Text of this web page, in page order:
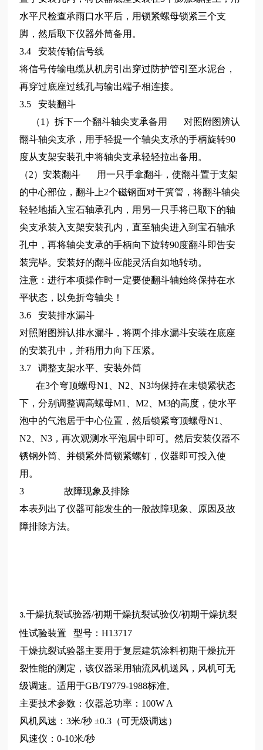
水平尺检查承雨口水平后，用锁紧螺母锁紧三个支
脚，然后取下仪器外筒备用。
3.4 安装传输信号线
将信号传输电缆从机房引出穿过防护管引至水泥台，
再穿过底座过线孔与输出端子相连接。
3.5 安装翻斗
（1）拆下一个翻斗轴尖支承备用 对照附图辨认
翻斗轴尖支承，用手轻提一个轴尖支承的手柄旋转90
度从支架安装孔中将轴尖支承轻轻拉出备用。
（2）安装翻斗 用一只手拿翻斗，使翻斗置于支架
的中心部位，翻斗上2个磁钢面对干簧管，将翻斗轴尖
轻轻地插入宝石轴承孔内，用另一只手将已取下的轴
尖支承装入支架安装孔内，直至轴尖进入到宝石轴承
孔中，再将轴尖支承的手柄向下旋转90度翻斗即告安
装完毕。安装好的翻斗应能灵活自如地转动。
注意：进行本项操作时一定要使翻斗轴始终保持在水
平状态，以免折弯轴尖！
3.6 安装排水漏斗
对照附图辨认排水漏斗，将两个排水漏斗安装在底座
的安装孔中，并稍用力向下压紧。
3.7 调整支架水平、安装外筒
在3个穹顶螺母N1、N2、N3均保持在未锁紧状态
下，分别调整调高螺母M1、M2、M3的高度，使水平
泡中的气泡居于中心位置，然后锁紧穹顶螺母N1、
N2、N3，再次观测水平泡居中即可。然后安装仪器不
锈钢外筒、并锁紧外筒锁紧螺钉，仪器即可投入使
用。
3 故障现象及排除
本表列出了仪器可能发生的一般故障现象、原因及故
障排除方法。
3.干燥抗裂试验器/初期干燥抗裂试验仪/初期干燥抗裂
性试验装置 型号：H13717
干燥抗裂试验器主要用于复层建筑涂料初期干燥抗开
裂性能的测定，该仪器采用轴流风机送风，风机可无
级调速。适用于GB/T9779-1988标准。
主要技术参数：仪器总功率：100W A
风机风速：3米/秒 ±0.3（可无级调速）
风速仪：0-10米/秒